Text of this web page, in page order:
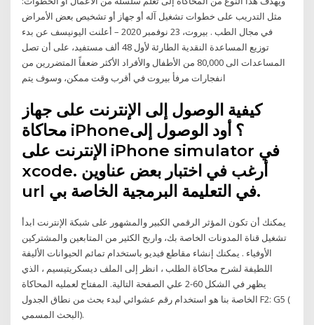
مثل التدريب على خطوات تشغيل آله أو جهاز أو تشخيص بعض الأمراض
في مجال الطب . بيروت، 23 نوفمبر 2020 – أعلنت اليونيسف عن بدء
توزيع المساعدة النقدية الطارئة لأول 48 ألف مستفيد، على أن تصل
المساعدات الى 80,000 من الأطفال والأفراد الأكثر ضعفاً المتضررين من
انفجارات مرفأ بيروت في أقرب وقت ممكن، وسوف يتم
كيفية الوصول إلى الإنترنت على جهاز
محاكاة iPhone؟ أود الوصول إلى
الإنترنت على iPhone simulator في
xcode. أرغب في اختبار بعض عناوين
url في التعليمة البرمجية الخاصة بي.
يمكنك أن تكون المؤثر الرقمي الكبير والمشهور على شبكة الإنترنت ابدأ
تشغيل قناة المدونات الخاصة بك، واربح الكثير من المتابعين والمشتركين
الأوفياء . يمكنك إنشاء مقاطع فيديو باستخدام تمائم الحيوانات الأليفة
اللطيفة لشرح محاكاة الطلب ، انظر إلى الملف ديسكريتيسيم ، الذي
يظهر في الشكل 60-2 علي الصفحة التالية. المفتاح لعمليه المحاكاة
الخاصة بنا هو استخدام رقم عشوائي لبدء بحث من نطاق الجدول F2: G5 (
البحث المسمي).